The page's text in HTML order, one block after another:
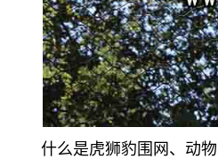
什么是虎狮豹围网、动